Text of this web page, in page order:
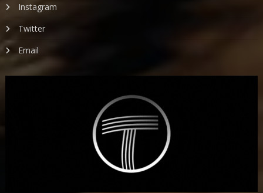
Instagram
Twitter
Email